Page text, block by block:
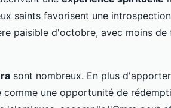
saints favorisent une
paisible d'octobre, avec moins
sont nombreux. En plus
comme une opportunité de